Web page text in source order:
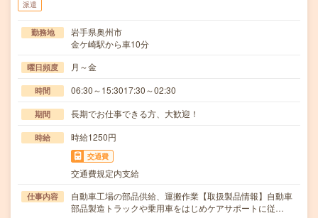
派遣
勤務地
岩手県奥州市
金ケ崎駅から車10分
曜日頻度 月～金
時間 06:30～15:3017:30～02:30
期間 長期でお仕事できる方、大歓迎！
時給 時給1250円
交通費
交通費規定内支給
仕事内容
自動車工場の部品供給、運搬作業【取扱製品情報】自動車
部品製造トラックや乗用車をはじめケアサポートに従…